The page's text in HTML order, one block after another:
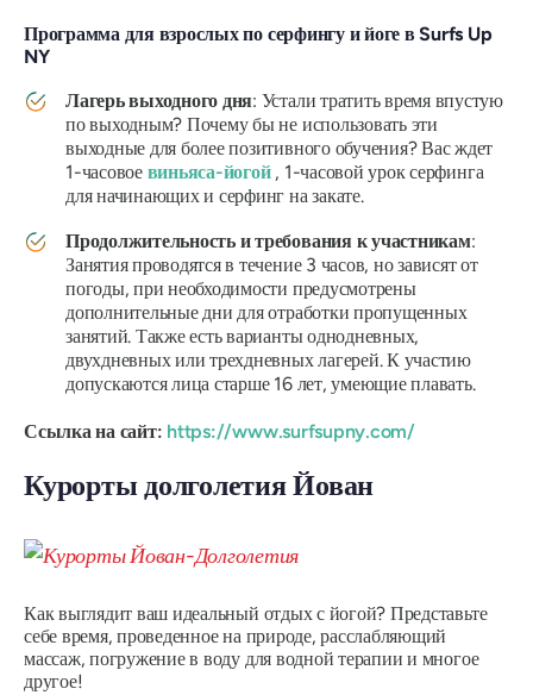
Программа для взрослых по серфингу и йоге в Surfs Up
NY
Лагерь выходного дня: Устали тратить время впустую
по выходным? Почему бы не использовать эти
выходные для более позитивного обучения? Вас ждет
1-часовое виньяса-йогой, 1-часовой урок серфинга
для начинающих и серфинг на закате.
Продолжительность и требования к участникам:
Занятия проводятся в течение 3 часов, но зависят от
погоды, при необходимости предусмотрены
дополнительные дни для отработки пропущенных
занятий. Также есть варианты однодневных,
двухдневных или трехдневных лагерей. К участию
допускаются лица старше 16 лет, умеющие плавать.
Ссылка на сайт: https://www.surfsupny.com/
Курорты долголетия Йован
Как выглядит ваш идеальный отдых с йогой? Представьте
себе время, проведенное на природе, расслабляющий
массаж, погружение в воду для водной терапии и многое
другое!